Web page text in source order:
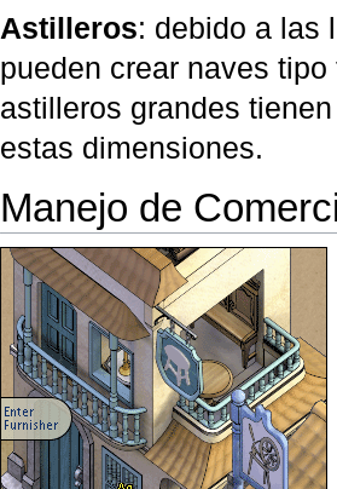
Astilleros: debido a las
pueden crear naves
astilleros grandes
estas dimensiones.
Manejo de